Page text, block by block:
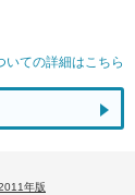
ての詳細はこちら
年版